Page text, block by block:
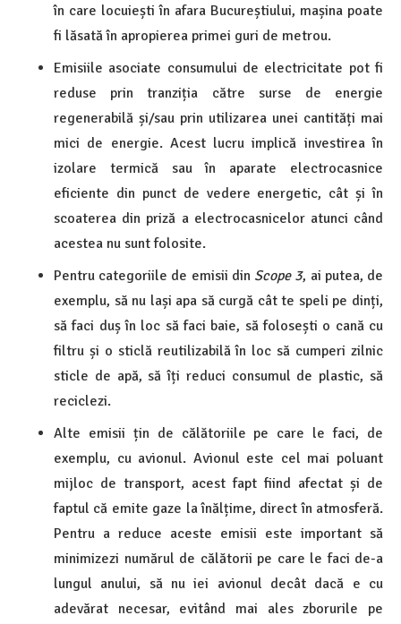
în care locuiești în afara Bucureștiului, mașina poate
fi lăsată în apropierea primei guri de metrou.
Emisiile asociate consumului de electricitate pot fi
reduse prin tranziția către surse de energie
regenerabilă și/sau prin utilizarea unei cantități mai
mici de energie. Acest lucru implică investirea în
izolare termică sau în aparate electrocasnice
eficiente din punct de vedere energetic, cât și în
scoaterea din priză a electrocasnicelor atunci când
acestea nu sunt folosite.
Pentru categoriile de emisii din Scope 3, ai putea, de
exemplu, să nu lași apa să curgă cât te speli pe dinți,
să faci duș în loc să faci baie, să folosești o cană cu
filtru și o sticlă reutilizabilă în loc să cumperi zilnic
sticle de apă, să îți reduci consumul de plastic, să
reciclezi.
Alte emisii țin de călătoriile pe care le faci, de
exemplu, cu avionul. Avionul este cel mai poluant
mijloc de transport, acest fapt fiind afectat și de
faptul că emite gaze la înălțime, direct în atmosferă.
Pentru a reduce aceste emisii este important să
minimizezi numărul de călătorii pe care le faci de-a
lungul anului, să nu iei avionul decât dacă e cu
adevărat necesar, evitând mai ales zborurile pe